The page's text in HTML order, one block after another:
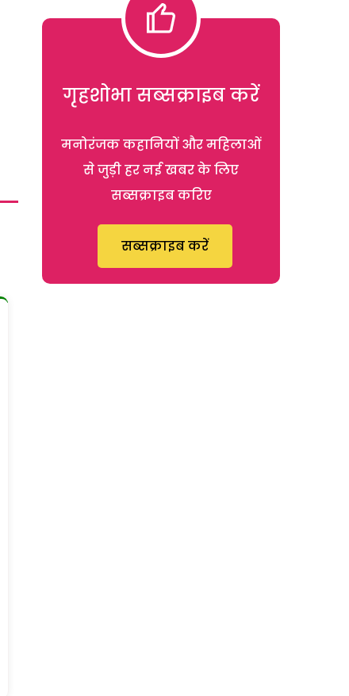
गृहशोभा सब्सक्राइब करें
मनोरंजक कहानियों और महिलाओं
से जुड़ी हर नई खबर के लिए
सब्सक्राइब करिए
सब्सक्राइब करें